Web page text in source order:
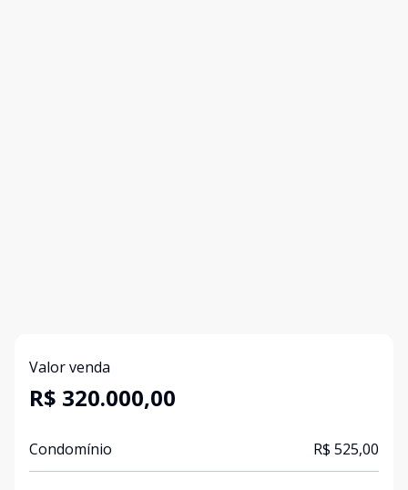
Valor venda
R$ 320.000,00
Condomínio R$ 525,00